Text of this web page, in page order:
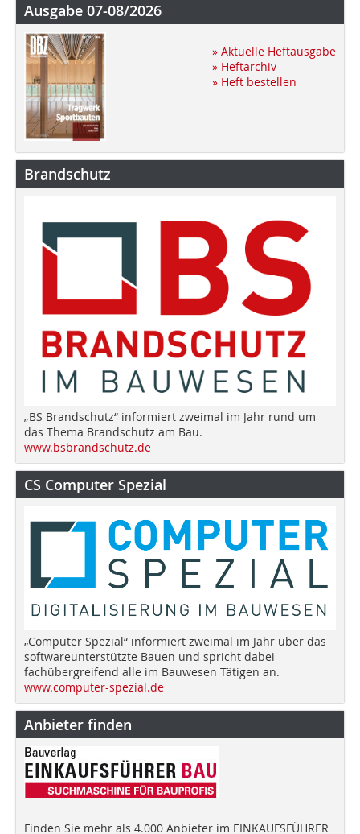
Ausgabe 07-08/2026
» Aktuelle Heftausgabe
» Heftarchiv
» Heft bestellen
Brandschutz
„BS Brandschutz“ informiert zweimal im Jahr rund um
das Thema Brandschutz am Bau.
www.bsbrandschutz.de
CS Computer Spezial
„Computer Spezial“ informiert zweimal im Jahr über das
softwareunterstützte Bauen und spricht dabei
fachübergreifend alle im Bauwesen Tätigen an.
www.computer-spezial.de
Anbieter finden
Finden Sie mehr als 4.000 Anbieter im EINKAUFSFÜHRER